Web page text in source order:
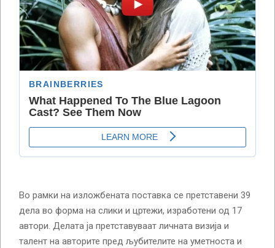
Во рамки на изложбената поставка се претставени 39
дела во форма на слики и цртежи, изработени од 17
автори. Делата ја претставуваат личната визија и
талент на авторите пред љубителите на уметноста и